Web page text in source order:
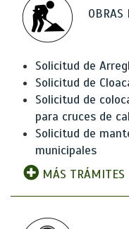
OBRAS
Solicitud de
Solicitud de
Solicitud de
para cruces de
Solicitud de
municipales
MÁS TRÁMITES